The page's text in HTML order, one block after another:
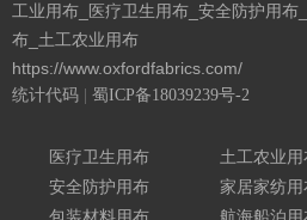
工业用布_医疗卫生用布_安全防护用布
布_土工农业用布
https://www.oxfordfabrics.com/
统计代码 蜀ICP备18039239号-2
医疗卫生用布
安全防护用布
土工农业用
家居家纺用